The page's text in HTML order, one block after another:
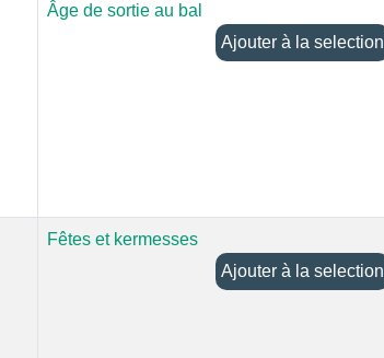
Âge de sortie au bal
Ajouter à la selection
Fêtes et kermesses
Ajouter à la selection